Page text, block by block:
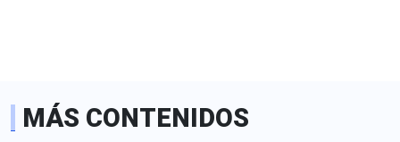
MÁS CONTENIDOS